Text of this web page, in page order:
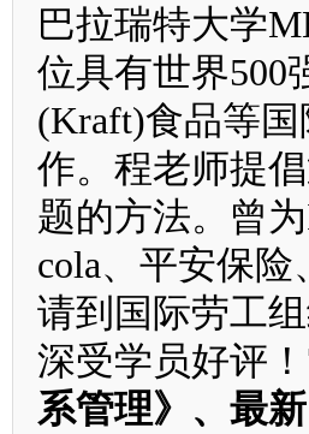
巴拉瑞特大学
位具有世界500
(Kraft)食品等
作。程老师提
题的方法。曾
cola、平安保
请到国际劳工
深受学员好评！
系管理》、最